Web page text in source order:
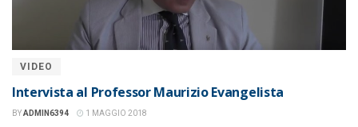
VIDEO
Intervista al Professor Maurizio Evangelista
BYADMIN6394 1 MAGGIO 2018